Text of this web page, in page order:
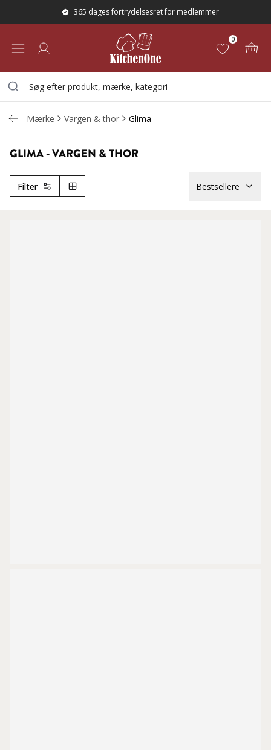
365 dages fortrydelsesret for medlemmer
0
Mærke Vargen & thor Glima
GLIMA-VARGEN & THOR
Filter Bestsellere